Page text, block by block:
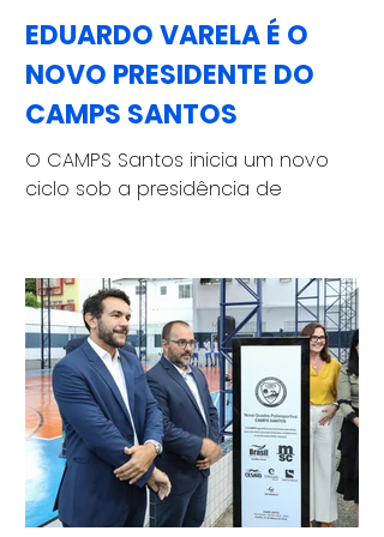
EDUARDO VARELA É O
NOVO PRESIDENTE DO
CAMPS SANTOS
O CAMPS Santos inicia um novo
ciclo sob a presidência de
Elber Justo à frente da instituição.
A cerimônia de nomeação da
nova diretoria e dos conselhos
deliberativo e fiscal foi realizada
no dia 10 de abril, na sede da
instituição, reunindo autoridades,
conselheiros, colaboradores,
aprendizes e representantes de
empresas parceiras. Entre as